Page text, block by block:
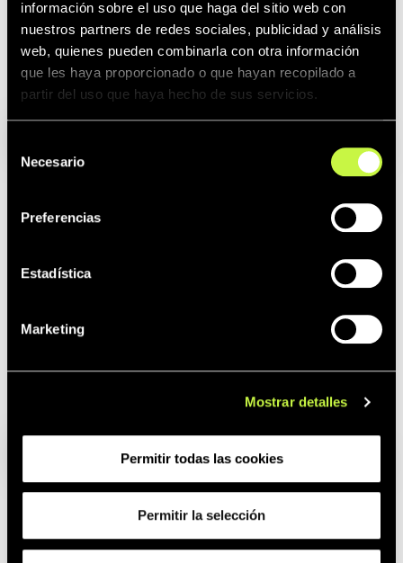
información sobre el uso que haga del sitio web con
nuestros partners de redes sociales, publicidad y análisis
web, quienes pueden combinarla con otra información
que les haya proporcionado o que hayan recopilado a
partir del uso que haya hecho de sus servicios.
Necesario
Preferencias
Estadística
Marketing
Mostrar detalles
Permitir todas las cookies
Permitir la selección
T5